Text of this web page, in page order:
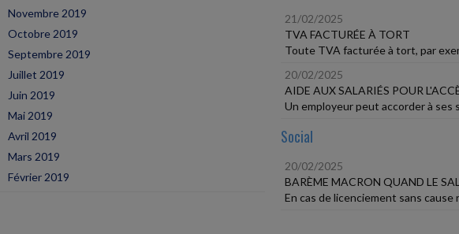
Novembre 2019
Octobre 2019
Septembre 2019
Juillet 2019
Juin 2019
Mai 2019
Avril 2019
Mars 2019
Février 2019
21/02/2025
TVA FACTURÉE À TORT
Toute TVA facturée à tort, par
20/02/2025
AIDE AUX SALARIÉS POUR
Un employeur peut accorder à ses
Social
20/02/2025
BARÈME MACRON QUAND LE
En cas de licenciement sans